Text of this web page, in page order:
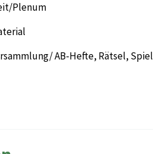
Plenum
AB-Hefte, Rätsel, Spiel